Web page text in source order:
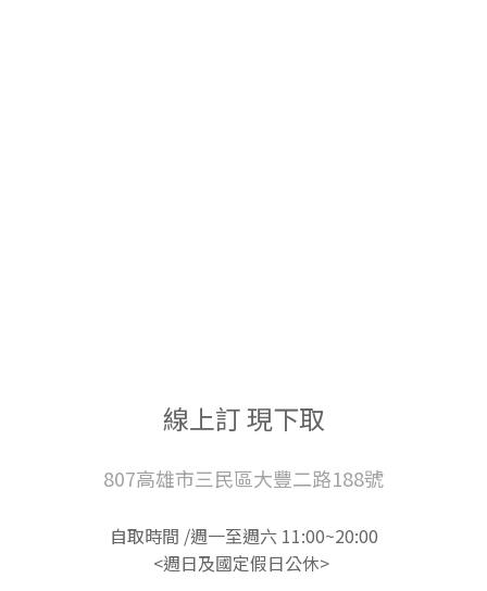
線上訂 現下取
807高雄市三民區大豐二路188號
自取時間 /週一至週六 11:00~20:00
<週日及國定假日公休>